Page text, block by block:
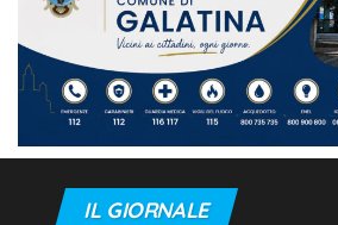
IL GIORNALE